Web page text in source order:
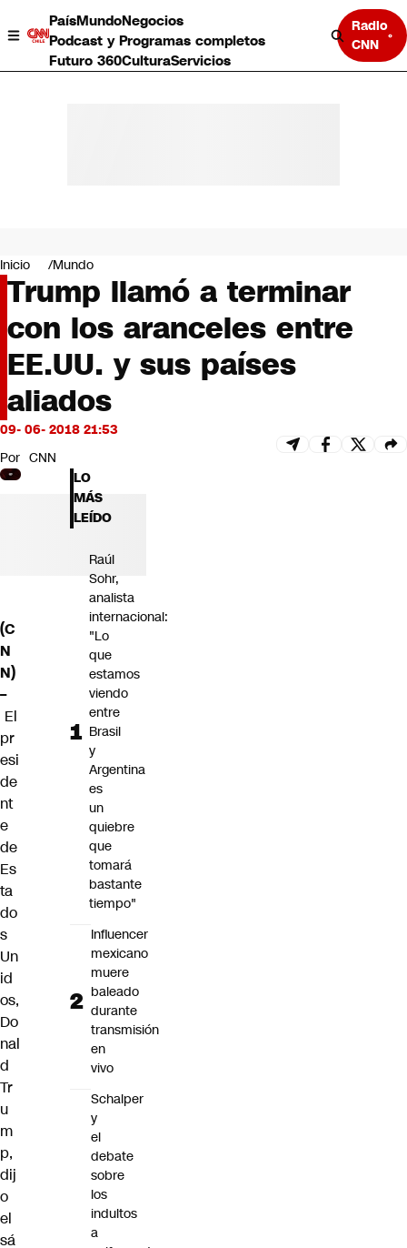
PaísMundoNegocios
Podcast y Programas completos
Futuro 360CulturaServicios
Radio
CNN
Negocios
Deportes
Programas completos
Cultura
Servicios
Bits
CNN tiempo
Futuro 360
Inicio Mundo
Trump llamó a terminar
con los aranceles entre
EE.UU. y sus países
aliados
09- 06- 2018 21:53
Por CNN
(C
N
N)
–
El
pr
esi
de
nt
e
de
Es
ta
do
s
Un
id
os,
Do
nal
d
Tr
u
m
p,
dij
o
el
sá
LO
MÁS
LEÍDO
Raúl
Sohr,
analista
internacional:
"Lo
que
estamos
viendo
entre
Brasil
y
Argentina
es
un
quiebre
que
tomará
bastante
tiempo"
Influencer
mexicano
muere
baleado
durante
transmisión
en
vivo
Schalper
y
el
debate
sobre
los
indultos
a